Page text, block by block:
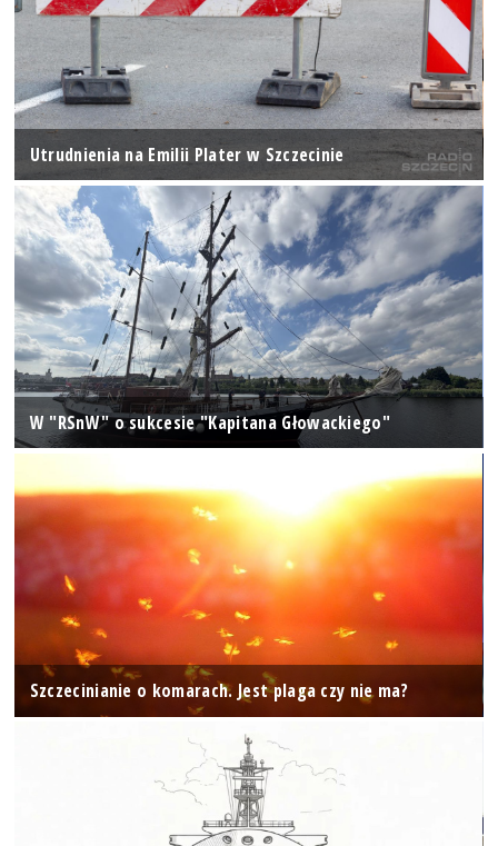
Utrudnienia na Emilii Plater w Szczecinie
W "RSnW" o sukcesie "Kapitana Głowackiego"
Szczecinianie o komarach. Jest plaga czy nie ma?